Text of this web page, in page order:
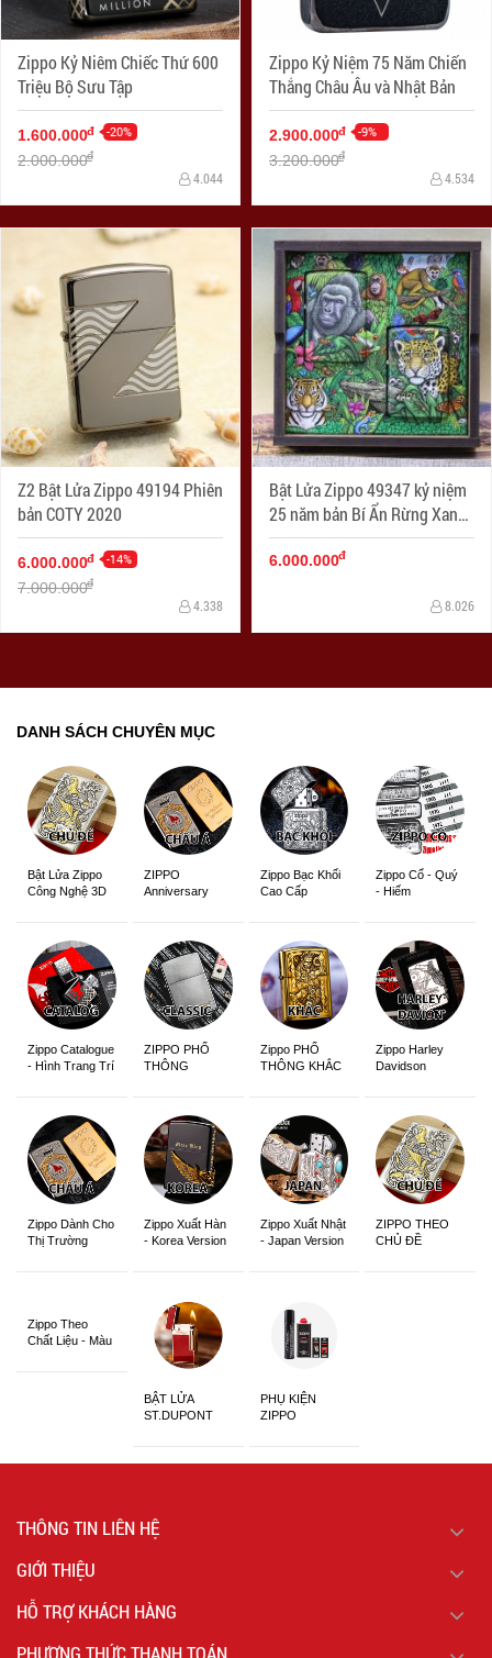
Zippo Kỷ Niêm Chiếc Thứ 600
Triệu Bộ Sưu Tập
1.600.000đ -20%
2.000.000đ
4.044
Zippo Kỷ Niệm 75 Năm Chiến
Thắng Châu Âu và Nhật Bản
2.900.000đ -9%
3.200.000đ
4.534
Z2 Bật Lửa Zippo 49194 Phiên
bản COTY 2020
6.000.000đ -14%
7.000.000đ
4.338
Bật Lửa Zippo 49347 kỷ niệm
25 năm bản Bí Ẩn Rừng Xanh
1995 ra đời
6.000.000đ
8.026
DANH SÁCH CHUYÊN MỤC
Bật Lửa Zippo
Công Nghệ 3D
ZIPPO
Anniversary
Zippo Bạc Khối
Cao Cấp
Zippo Cổ - Quý
- Hiếm
Zippo Catalogue
- Hình Trang Trí
ZIPPO PHỔ
THÔNG
Zippo PHỔ
THÔNG KHẮC
Zippo Harley
Davidson
Zippo Dành Cho
Thị Trường
Zippo Xuất Hàn
- Korea Version
Zippo Xuất Nhật
- Japan Version
ZIPPO THEO
CHỦ ĐỀ
Zippo Theo
Chất Liệu - Màu
BẬT LỬA
ST.DUPONT
PHỤ KIỆN
ZIPPO
THÔNG TIN LIÊN HỆ
GIỚI THIỆU
HỖ TRỢ KHÁCH HÀNG